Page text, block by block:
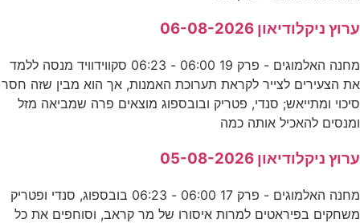
ערוץ ניקלודיאון 06-08-2026
מחנה האלמוגים - פרק 19 06:00 - 06:23 סקווידוויד מנסה ללמד
את הצעירים לצייר לקראת תערוכת האמנות, אך הוא מבין שזה חסר
סיכוי ומתייאש; סנדי, פטריק ובובספוג מוצאים פרה שמביאה מזל
ומנסים להאכיל אותה כמה
ערוץ ניקלודיאון 05-08-2026
מחנה האלמוגים - פרק 17 06:00 - 06:23 בובספוג, סנדי ופטריק
משחקים בפיראטים למרות איסורו של מר קראב, וסוחפים את כל